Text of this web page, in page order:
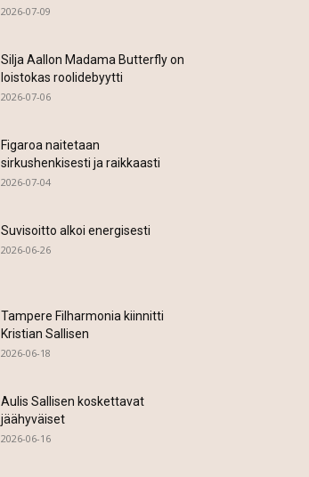
2026-07-09
Silja Aallon Madama Butterfly on
loistokas roolidebyytti
2026-07-06
Figaroa naitetaan
sirkushenkisesti ja raikkaasti
2026-07-04
Suvisoitto alkoi energisesti
2026-06-26
Tampere Filharmonia kiinnitti
Kristian Sallisen
2026-06-18
Aulis Sallisen koskettavat
jäähyväiset
2026-06-16